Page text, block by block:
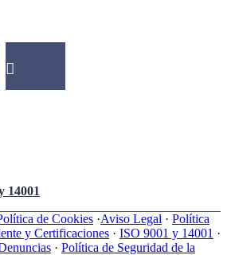
14001
de Cookies ·Aviso Legal · Política
y Certificaciones · ISO 9001 y 14001 ·
· Política de Seguridad de la